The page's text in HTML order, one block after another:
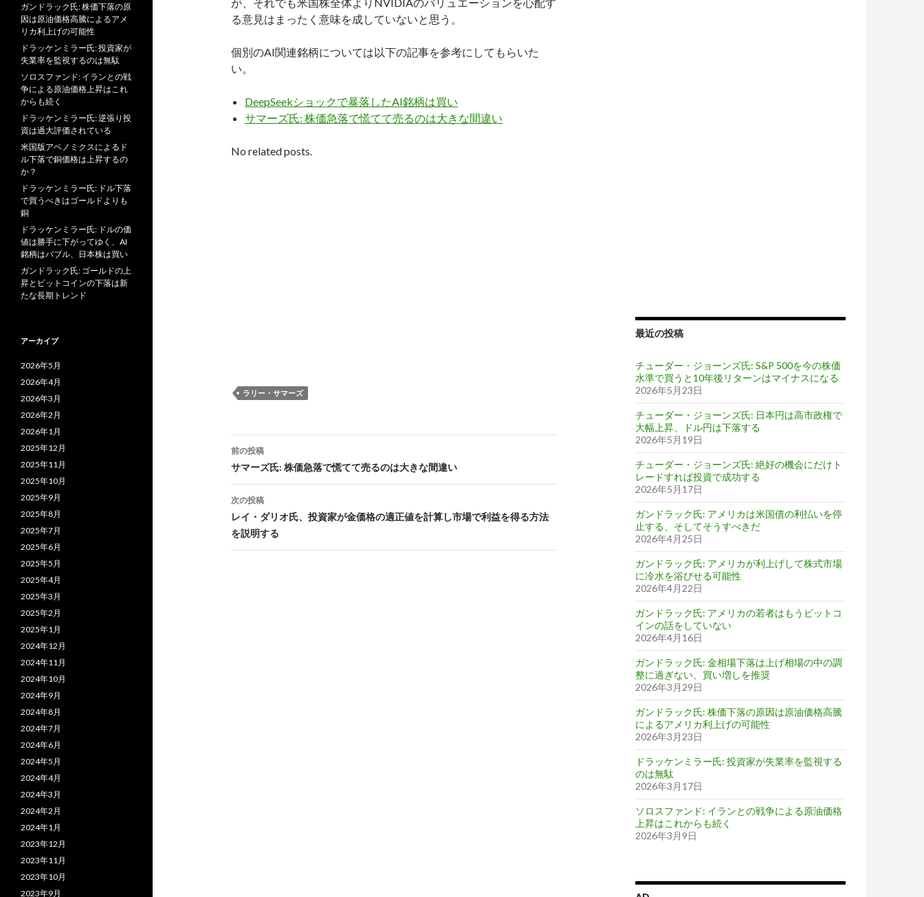
る意見はまったく意味を成していないと思う。
個別のAI関連銘柄については以下の記事を参考にしてもらいた
い。
DeepSeekショックで暴落したAI銘柄は買い
サマーズ氏: 株価急落で慌てて売るのは大きな間違い
No related posts.
ラリー・サマーズ
投
稿
ナ
ビ
ゲ
前の投稿
サマーズ氏: 株価急落で慌てて売るのは大きな間違い
次の投稿
レイ・ダリオ氏、投資家が金価格の適正値を計算し市場で利益を得る方法
を説明する
最近の投稿
チューダー・ジョーンズ氏: S&P 500を今の株価
水準で買うと10年後リターンはマイナスになる
2026年5月23日
チューダー・ジョーンズ氏: 日本円は高市政権で
大幅上昇、ドル円は下落する
2026年5月19日
チューダー・ジョーンズ氏: 絶好の機会にだけト
レードすれば投資で成功する
2026年5月17日
ガンドラック氏: アメリカは米国債の利払いを停
止する、そしてそうすべきだ
2026年4月25日
ガンドラック氏: アメリカが利上げして株式市場
に冷水を浴びせる可能性
2026年4月22日
ガンドラック氏: アメリカの若者はもうビットコ
インの話をしていない
2026年4月16日
ガンドラック氏: 金相場下落は上げ相場の中の調
整に過ぎない、買い増しを推奨
2026年3月29日
ガンドラック氏: 株価下落の原因は原油価格高騰
によるアメリカ利上げの可能性
2026年3月23日
ドラッケンミラー氏: 投資家が失業率を監視する
のは無駄
2026年3月17日
ソロスファンド: イランとの戦争による原油価格
上昇はこれからも続く
2026年3月9日
ガンドラック氏: 株価下落の原
因は原油価格高騰によるアメ
リカ利上げの可能性
ドラッケンミラー氏: 投資家が
失業率を監視するのは無駄
ソロスファンド: イランとの戦
争による原油価格上昇はこれ
からも続く
ドラッケンミラー氏: 逆張り投
資は過大評価されている
米国版アベノミクスによるド
ル下落で銅価格は上昇するの
か？
ドラッケンミラー氏: ドル下落
で買うべきはゴールドよりも
銅
ドラッケンミラー氏: ドルの価
値は勝手に下がってゆく、AI
銘柄はバブル、日本株は買い
ガンドラック氏: ゴールドの上
昇とビットコインの下落は新
たな長期トレンド
アーカイブ
2026年5月
2026年4月
2026年3月
2026年2月
2026年1月
2025年12月
2025年11月
2025年10月
2025年9月
2025年8月
2025年7月
2025年6月
2025年5月
2025年4月
2025年3月
2025年2月
2025年1月
2024年12月
2024年11月
2024年10月
2024年9月
2024年8月
2024年7月
2024年6月
2024年5月
2024年4月
2024年3月
2024年2月
2024年1月
2023年12月
2023年11月
2023年10月
2023年9月